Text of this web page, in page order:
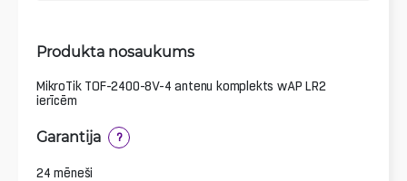
Produkta nosaukums
MikroTik TOF-2400-8V-4 antenu komplekts wAP LR2
ierīcēm
Garantija ?
24 mēneši